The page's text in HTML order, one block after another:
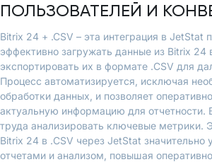
ПОЛЬЗОВАТЕЛЕЙ И
Bitrix 24 + .CSV – эта интеграция в JetStat
эффективно загружать данные из Bitrix 24
экспортировать их в формате .CSV для
Процесс автоматизируется, исключая
обработки данных, и позволяет
актуальную информацию для отчетности.
труда анализировать ключевые метрики.
Bitrix 24 в .CSV через JetStat значительно
отчетами и анализом, повышая